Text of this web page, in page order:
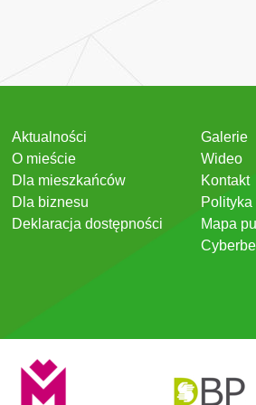
Aktualności
O mieście
Dla mieszkańców
Dla biznesu
Deklaracja dostępności
Galerie
Wideo
Kontakt
Mapa